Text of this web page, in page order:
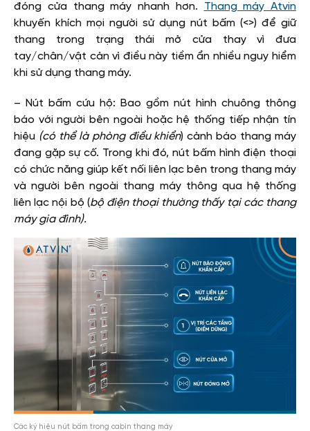
đóng cửa thang máy nhanh hơn. Thang máy Atvin
khuyến khích mọi người sử dụng nút bấm (<>) để giữ
thang trong trạng thái mở cửa thay vì đưa
tay/chân/vật cản vì điều này tiềm ẩn nhiều nguy hiểm
khi sử dụng thang máy.
– Nút bấm cứu hộ: Bao gồm nút hình chuông thông
báo với người bên ngoài hoặc hệ thống tiếp nhận tín
hiệu (có thể là phòng điều khiển) cảnh báo thang máy
đang gặp sự cố. Trong khi đó, nút bấm hình điện thoại
có chức năng giúp kết nối liên lạc bên trong thang máy
và người bên ngoài thang máy thông qua hệ thống
liên lạc nội bộ (bộ điện thoại thường thấy tại các thang
máy gia đình).
Các ký hiệu nút bấm trong cabin thang máy